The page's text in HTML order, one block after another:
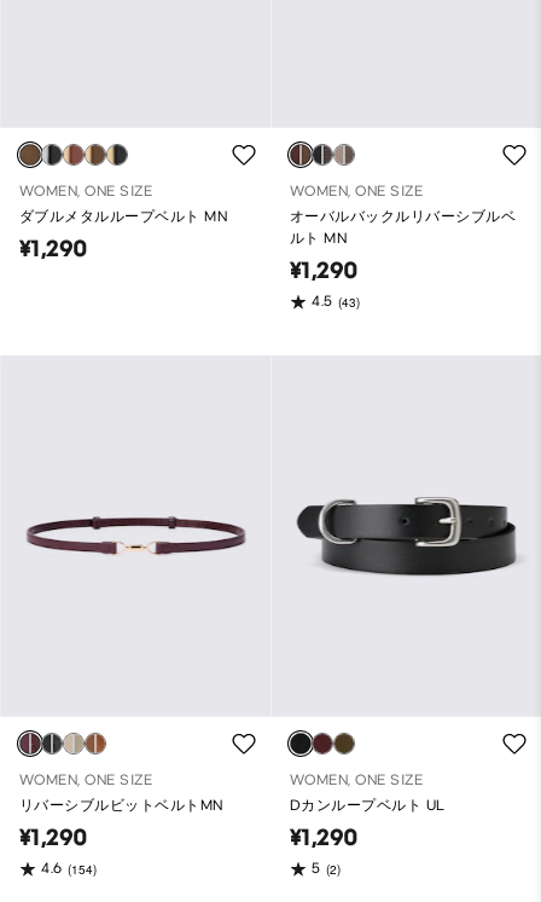
WOMEN, ONE SIZE
ダブルメタルループベルト MN
¥1,290
WOMEN, ONE SIZE
オーバルバックルリバーシブルベ
ルト MN
¥1,290
4.5 (43)
WOMEN, ONE SIZE
リバーシブルビットベルトMN
¥1,290
4.6 (154)
WOMEN, ONE SIZE
Dカンループベルト UL
¥1,290
5 (2)